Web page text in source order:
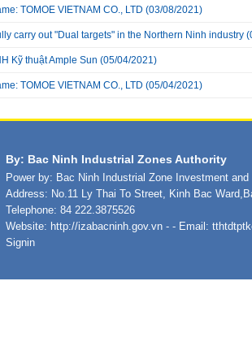
TOMOE VIETNAM CO., LTD (03/08/2021)
carry out "Dual targets" in the Northern Ninh industry
Kỹ thuật Ample Sun (05/04/2021)
TOMOE VIETNAM CO., LTD (05/04/2021)
By: Bac Ninh Industrial Zones Authority
Power by: Bac Ninh Industrial Zone Investment
Address: No.11 Ly Thai To Street, Kinh Bac
Telephone: 84 222.3875526
Website: http://izabacninh.gov.vn - - Email:
Signin